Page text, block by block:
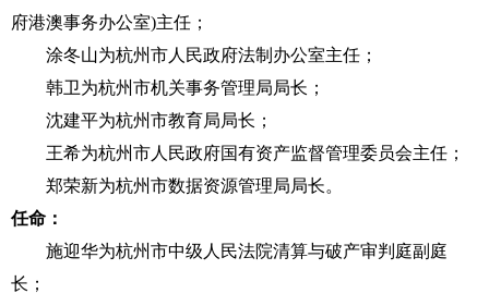
府港澳事务办公室)主任；
涂冬山为杭州市人民政府法制办公室主任；
韩卫为杭州市机关事务管理局局长；
沈建平为杭州市教育局局长；
王希为杭州市人民政府国有资产监督管理委员会主任；
郑荣新为杭州市数据资源管理局局长。
任命：
施迎华为杭州市中级人民法院清算与破产审判庭副庭
长；